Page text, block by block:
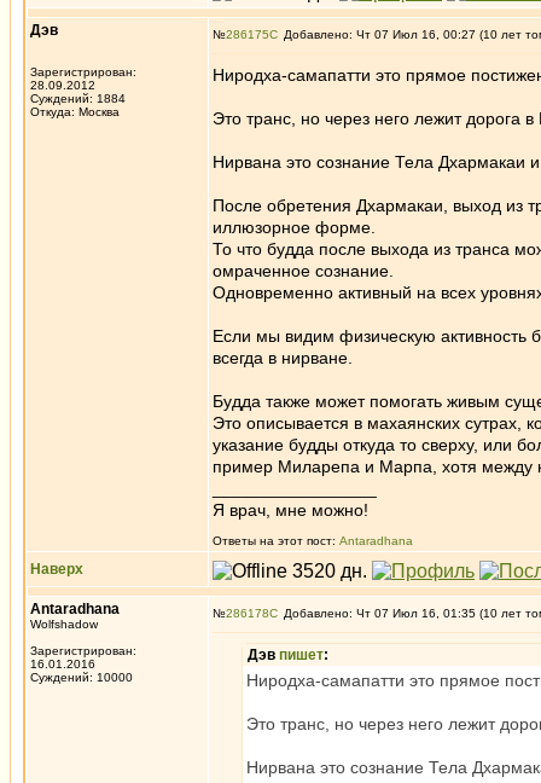
Дэв
Зарегистрирован:
28.09.2012
Суждений: 1884
Откуда: Москва
№286175 Добавлено: Чт 07 Июл 16, 00:27 (10 лет
Ниродха-самапатти это прямое
Это транс, но через него лежит дорога
Нирвана это сознание Тела Дхармакаи
После обретения Дхармакаи, выход из
иллюзорное форме.
То что будда после выхода из транса
омраченное сознание.
Одновременно активный на всех
Если мы видим физическую активность
всегда в нирване.
Будда также может помогать живым
Это описывается в махаянских сутрах,
указание будды откуда то сверху, или
пример Миларепа и Марпа, хотя между
Я врач, мне можно!
Ответы на этот пост: Antaradhana
Наверх
Antaradhana
Wolfshadow
Зарегистрирован:
16.01.2016
Суждений: 10000
№286178 Добавлено: Чт 07 Июл 16, 01:35 (10 лет
Дэв пишет:
Ниродха-самапатти это прямое
Это транс, но через него лежит
Нирвана это сознание Тела